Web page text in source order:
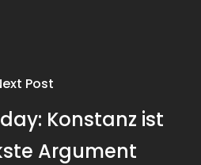
Post
Konstanz ist
Argument